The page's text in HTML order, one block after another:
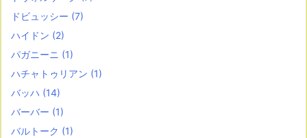
ドビュッシー (7)
ハイドン (2)
パガニーニ (1)
ハチャトゥリアン (1)
バッハ (14)
バーバー (1)
バルトーク (1)